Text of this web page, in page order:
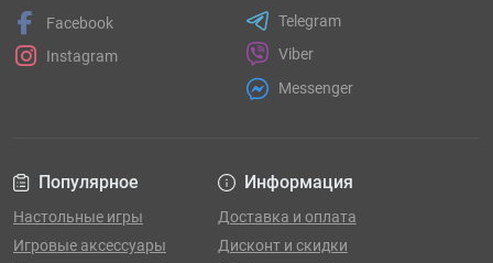
Популярное
Настольные игры
Игровые аксессуары
Информация
Доставка и оплата
Дисконт и скидки
Facebook
Instagram
Telegram
Viber
Messenger